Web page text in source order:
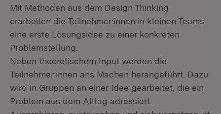
Mit Methoden aus dem Design Thinking
erarbeiten die Teilnehmer:innen in kleinen Teams
eine erste Lösungsidee zu einer konkreten
Problemstellung.
Neben theoretischem Input werden die
Teilnehmer:innen ans Machen herangeführt. Dazu
wird in Gruppen an einer Idee gearbeitet, die ein
Problem aus dem Alltag adressiert.